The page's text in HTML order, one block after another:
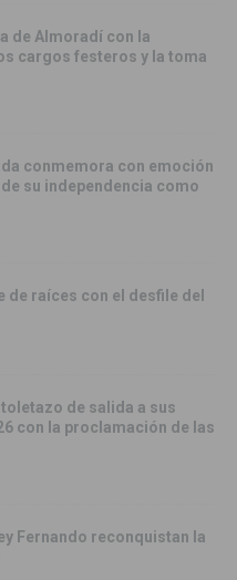
de Almoradí con la
cargos festeros y la toma
conmemora con emoción
su independencia como
de raíces con el desfile del
de salida a sus
con la proclamación de las
Fernando reconquistan la